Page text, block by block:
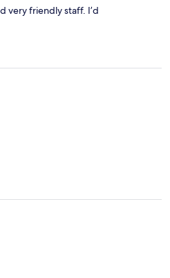
very friendly staff. I’d